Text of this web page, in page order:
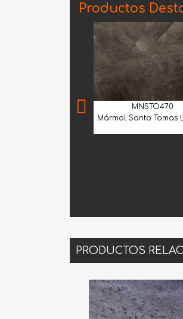
Productos
MNSTO470
Mármol Santo Tomas
PRODUCTOS